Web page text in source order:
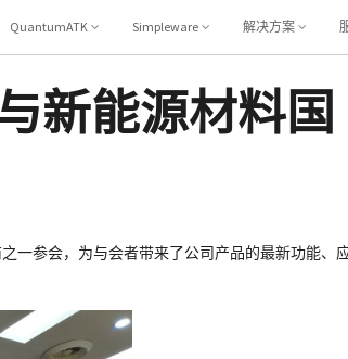
QuantumATK Simpleware 解决方案
新能源材料国
一参会，为与会者带来了公司产品的最新功能、